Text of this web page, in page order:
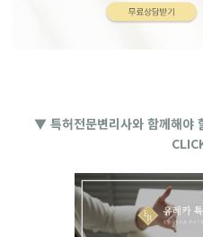
▼ 특허전문변리사와 함께해야